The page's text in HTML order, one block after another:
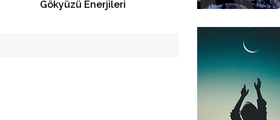
Gökyüzü Enerjileri